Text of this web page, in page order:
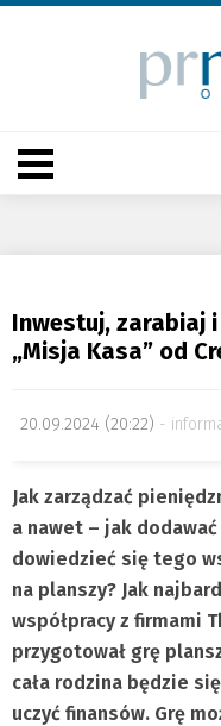
Inwestuj, zarabiaj
„Misja Kasa” od
20.09.2024 (20:22)
Jak zarządzać
a nawet – jak
dowiedzieć się tego
na planszy? Jak
współpracy z firmami
przygotował grę
cała rodzina będzie
uczyć finansów. Grę